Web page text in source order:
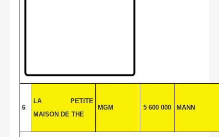
6
LA PETITE
MAISON DE THE
MGM 5 600 000 MANN